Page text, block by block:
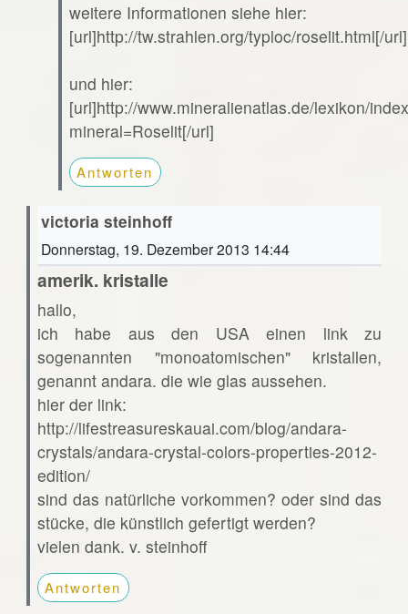
weitere Informationen siehe hier:
[url]http://tw.strahlen.org/typloc/roselit.html[/url]
und hier:
[url]http://www.mineralienatlas.de/lexikon/
mineral=Roselit[/url]
Antworten
victoria steinhoff
Donnerstag, 19. Dezember 2013 14:44
amerik. kristalle
hallo,
ich habe aus den USA einen link zu
sogenannten "monoatomischen" kristallen,
genannt andara. die wie glas aussehen.
hier der link:
http://lifestreasureskauai.com/blog/andara-
crystals/andara-crystal-colors-properties-2012-
edition/
sind das natürliche vorkommen? oder sind das
stücke, die künstlich gefertigt werden?
vielen dank. v. steinhoff
Antworten